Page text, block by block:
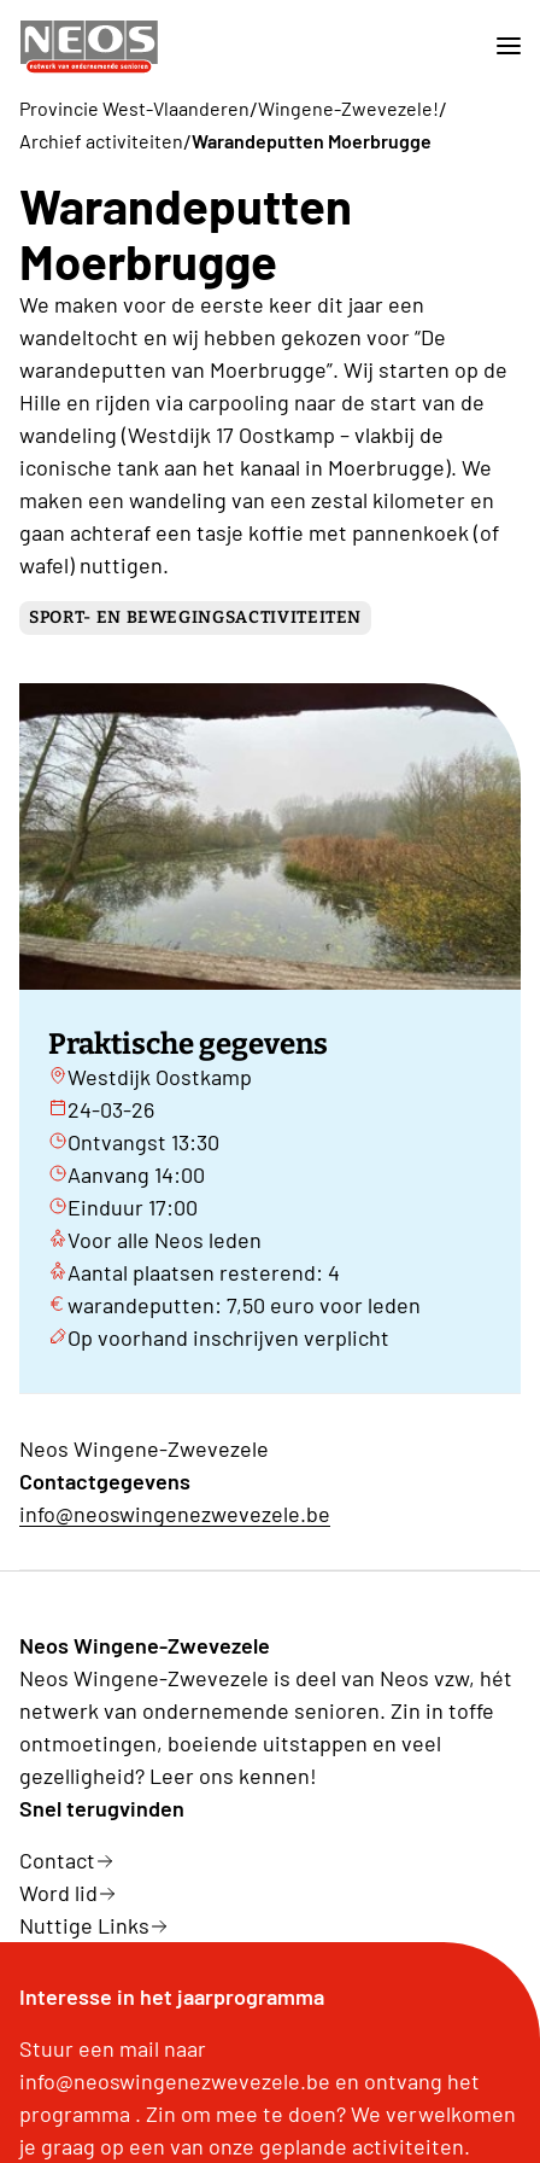
Provincie West-Vlaanderen/Wingene-Zwevezele!/
Archief activiteiten/Warandeputten Moerbrugge
Warandeputten
Moerbrugge
We maken voor de eerste keer dit jaar een
wandeltocht en wij hebben gekozen voor “De
warandeputten van Moerbrugge”. Wij starten op de
Hille en rijden via carpooling naar de start van de
wandeling (Westdijk 17 Oostkamp – vlakbij de
iconische tank aan het kanaal in Moerbrugge). We
maken een wandeling van een zestal kilometer en
gaan achteraf een tasje koffie met pannenkoek (of
wafel) nuttigen.
SPORT- EN BEWEGINGSACTIVITEITEN
Praktische gegevens
Westdijk Oostkamp
24-03-26
Ontvangst 13:30
Aanvang 14:00
Einduur 17:00
Voor alle Neos leden
Aantal plaatsen resterend: 4
warandeputten: 7,50 euro voor leden
Op voorhand inschrijven verplicht
Neos Wingene-Zwevezele
Contactgegevens
info@neoswingenezwevezele.be
Neos Wingene-Zwevezele
Neos Wingene-Zwevezele is deel van Neos vzw, hét
netwerk van ondernemende senioren. Zin in toffe
ontmoetingen, boeiende uitstappen en veel
gezelligheid? Leer ons kennen!
Snel terugvinden
Contact
Word lid
Nuttige Links
Interesse in het jaarprogramma
Stuur een mail naar
info@neoswingenezwevezele.be en ontvang het
programma . Zin om mee te doen? We verwelkomen
je graag op een van onze geplande activiteiten.